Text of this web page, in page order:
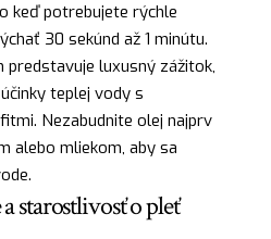
keď potrebujete rýchle
30 sekúnd až 1 minútu.
luxusný zážitok,
teplej vody s
Nezabudnite olej najprv
alebo mliekom, aby sa
starostlivosť o pleť